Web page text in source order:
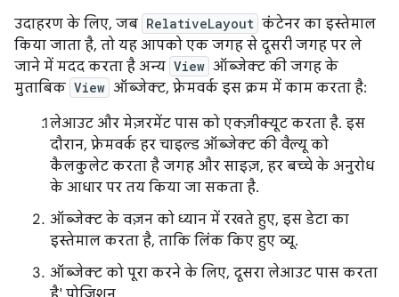
उदाहरण के लिए, जब RelativeLayout कंटेनर का इस्तेमाल
किया जाता है, तो यह आपको एक जगह से दूसरी जगह पर ले
जाने में मदद करता है अन्य View ऑब्जेक्ट की जगह के
मुताबिक View ऑब्जेक्ट, फ़्रेमवर्क इस क्रम में काम करता है:
लेआउट और मेज़रमेंट पास को एक्ज़ीक्यूट करता है. इस
दौरान, फ़्रेमवर्क हर चाइल्ड ऑब्जेक्ट की वैल्यू को
कैलकुलेट करता है जगह और साइज़, हर बच्चे के अनुरोध
के आधार पर तय किया जा सकता है.
ऑब्जेक्ट के वज़न को ध्यान में रखते हुए, इस डेटा का
इस्तेमाल करता है, ताकि लिंक किए हुए व्यू.
ऑब्जेक्ट को पूरा करने के लिए, दूसरा लेआउट पास करता